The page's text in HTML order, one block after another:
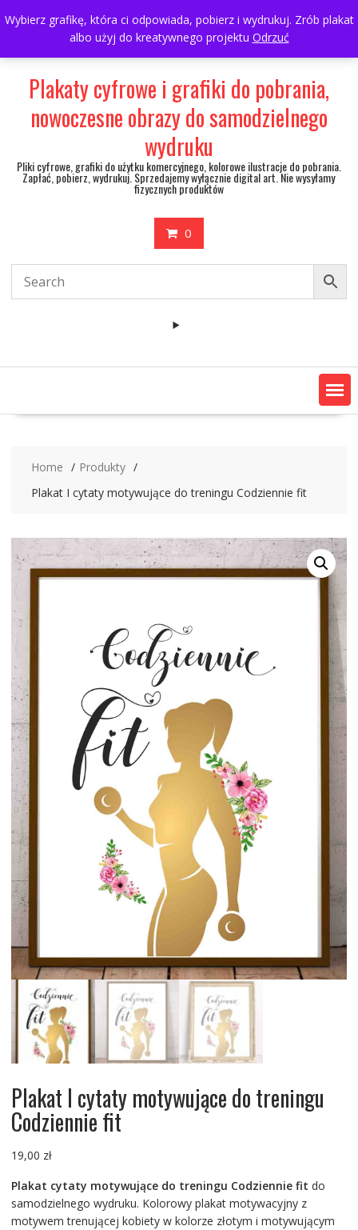
Wybierz grafikę, która ci odpowiada, pobierz i wydrukuj. Zrób plakat
albo użyj do kreatywnego projektu Odrzuć
to
697063361
walulik@gmail.com
My Account
Plakaty cyfrowe i grafiki do pobrania,
nowoczesne obrazy do samodzielnego
wydruku
Pliki cyfrowe, grafiki do użytku komercyjnego, kolorowe ilustracje do pobrania.
Zapłać, pobierz, wydrukuj. Sprzedajemy wyłącznie digital art. Nie wysyłamy
fizycznych produktów
0
Home
Produkty
Plakat I cytaty motywujące do treningu Codziennie fit
Plakat I cytaty motywujące do treningu
Codziennie fit
19,00 zł
Plakat cytaty motywujące do treningu Codziennie fit do
samodzielnego wydruku. Kolorowy plakat motywacyjny z
motywem trenującej kobiety w kolorze złotym i motywującym